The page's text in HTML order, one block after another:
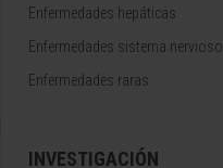
Enfermedades hepáticas
Enfermedades sistema nervioso
Enfermedades raras
INVESTIGACIÓN